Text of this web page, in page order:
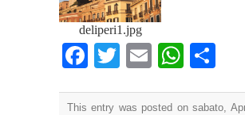
deliperi1.jpg
Facebook
TwitterEmail
This entry was posted on sabato,